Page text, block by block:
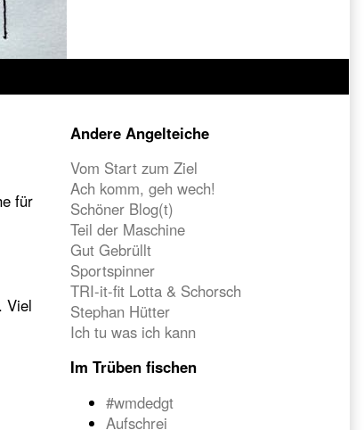
für
Viel
Primary
Sidebar
Andere Angelteiche
Vom Start zum Ziel
Ach komm, geh wech!
Schöner Blog(t)
Teil der Maschine
Gut Gebrüllt
Sportspinner
TRI-it-fit Lotta & Schorsch
Stephan Hütter
Ich tu was ich kann
Im Trüben fischen
#wmdedgt
Aufschrei